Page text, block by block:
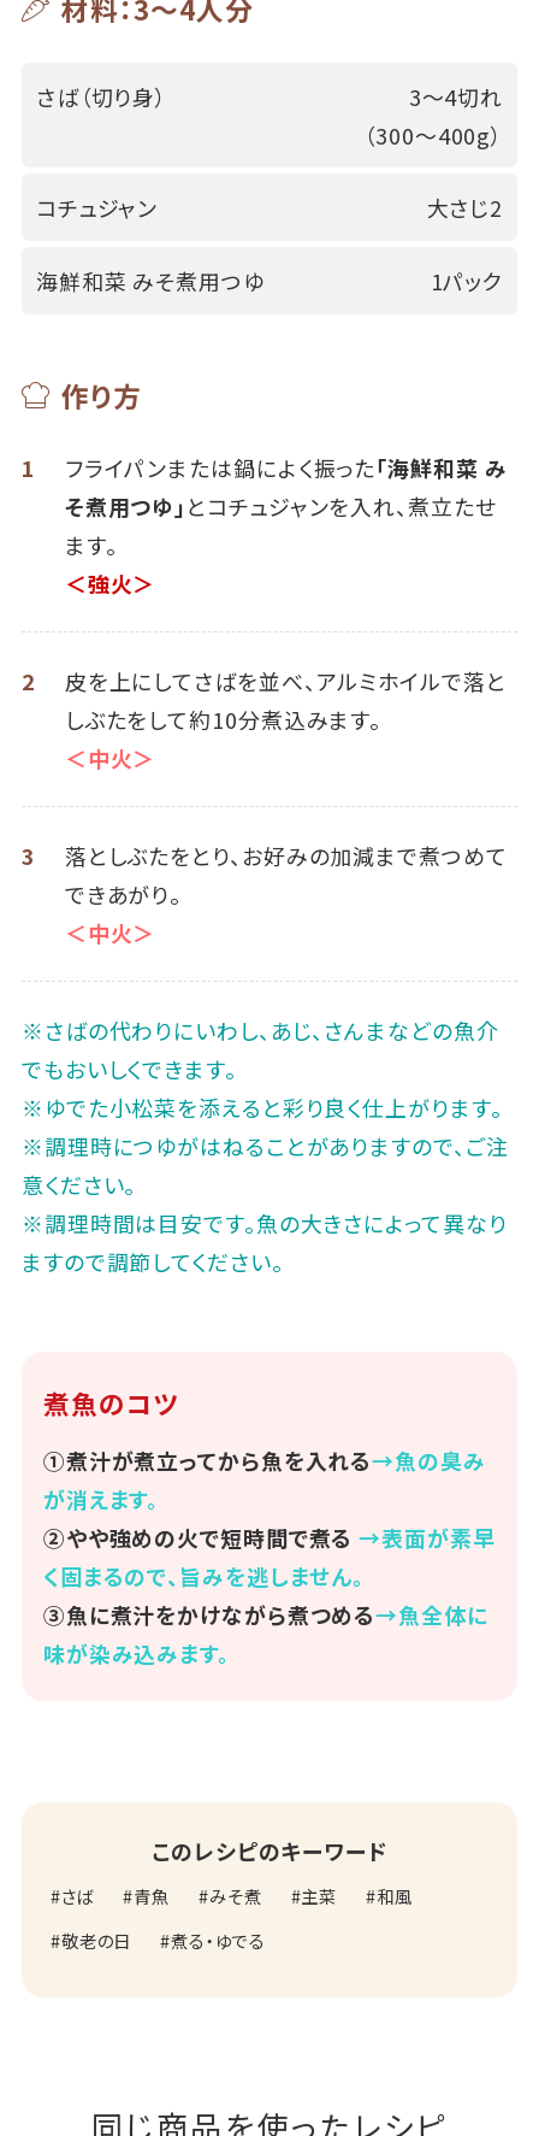
材料：3～4人分
さば（切り身）
3～4切れ
（300～400g）
コチュジャン 大さじ2
海鮮和菜 みそ煮用つゆ 1パック
作り方
1 フライパンまたは鍋によく振った「海鮮和菜 み
そ煮用つゆ」とコチュジャンを入れ、煮立たせ
ます。
＜強火＞
2
皮を上にしてさばを並べ、アルミホイルで落と
しぶたをして約10分煮込みます。
＜中火＞
3
落としぶたをとり、お好みの加減まで煮つめて
できあがり。
＜中火＞
※さばの代わりにいわし、あじ、さんまなどの魚介
でもおいしくできます。
※ゆでた小松菜を添えると彩り良く仕上がります。
※調理時につゆがはねることがありますので、ご注
意ください。
※調理時間は目安です。魚の大きさによって異なり
ますので調節してください。
煮魚のコツ
①煮汁が煮立ってから魚を入れる→魚の臭み
が消えます。
②やや強めの火で短時間で煮る →表面が素早
く固まるので、旨みを逃しません。
③魚に煮汁をかけながら煮つめる→魚全体に
味が染み込みます。
このレシピのキーワード
さば 青魚 みそ煮 主菜
和風
敬老の日
煮る・ゆでる
同じ商品を使ったレシピ